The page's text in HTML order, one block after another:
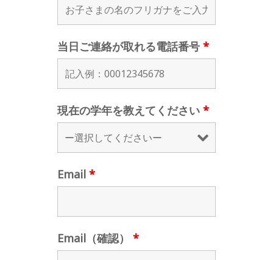
当日ご連絡が取れる電話番号 *
現在の学年を教えてください *
Email *
Email（確認） *